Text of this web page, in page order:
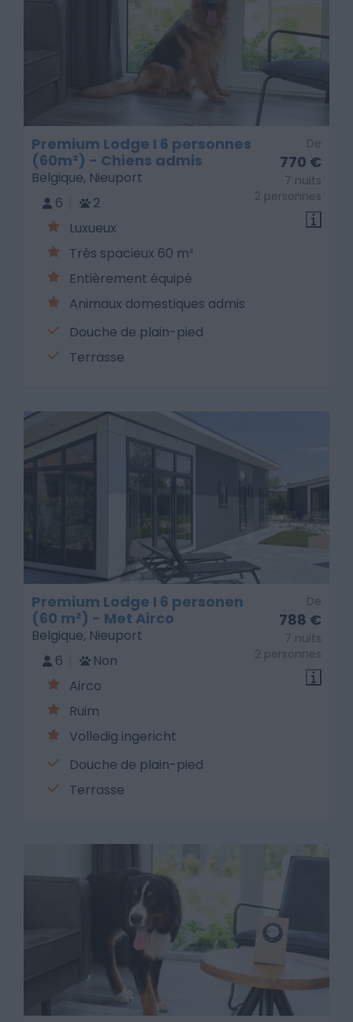
De
770 €
7 nuits
2 personnes
Premium Lodge I 6 personnes
(60m²) - Chiens admis
Belgique, Nieuport
6
2
Luxueux
Très spacieux 60 m²
Entièrement équipé
Animaux domestiques admis
Douche de plain-pied
Terrasse
De
788 €
7 nuits
2 personnes
Premium Lodge I 6 personen
(60 m²) - Met Airco
Belgique, Nieuport
6
Non
Airco
Ruim
Volledig ingericht
Douche de plain-pied
Terrasse